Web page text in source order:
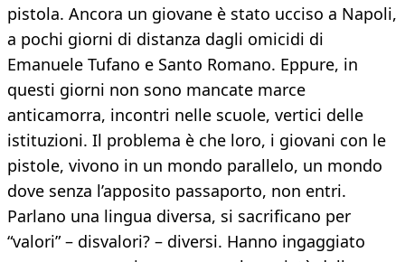
pistola. Ancora un giovane è stato ucciso a Napoli,
a pochi giorni di distanza dagli omicidi di
Emanuele Tufano e Santo Romano. Eppure, in
questi giorni non sono mancate marce
anticamorra, incontri nelle scuole, vertici delle
istituzioni. Il problema è che loro, i giovani con le
pistole, vivono in un mondo parallelo, un mondo
dove senza l’apposito passaporto, non entri.
Parlano una lingua diversa, si sacrificano per
“valori” – disvalori? – diversi. Hanno ingaggiato